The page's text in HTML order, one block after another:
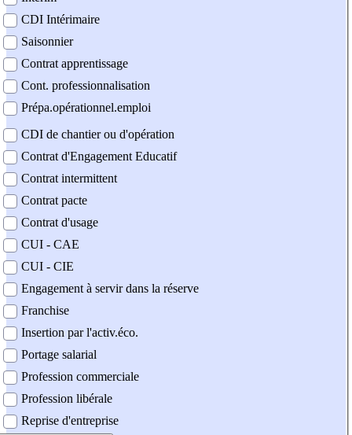
CDI Intérimaire
Saisonnier
Contrat apprentissage
Cont. professionnalisation
Prépa.opérationnel.emploi
CDI de chantier ou d'opération
Contrat d'Engagement Educatif
Contrat intermittent
Contrat pacte
Contrat d'usage
CUI - CAE
CUI - CIE
Engagement à servir dans la réserve
Franchise
Insertion par l'activ.éco.
Portage salarial
Profession commerciale
Profession libérale
Reprise d'entreprise